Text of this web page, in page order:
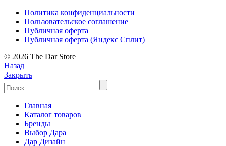
Политика конфиденциальности
Пользовательское соглашение
Публичная оферта
Публичная оферта (Яндекс Сплит)
© 2026 The Dar Store
Назад
Закрыть
Главная
Каталог товаров
Бренды
Выбор Дара
Дар Дизайн